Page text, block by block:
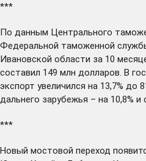
***
По данным Центрального
Федеральной таможенной
Ивановской области за 10
составил 149 млн долларов. В
экспорт увеличился на 13,7% до
дальнего зарубежья – на 10,8%
***
Новый мостовой переход